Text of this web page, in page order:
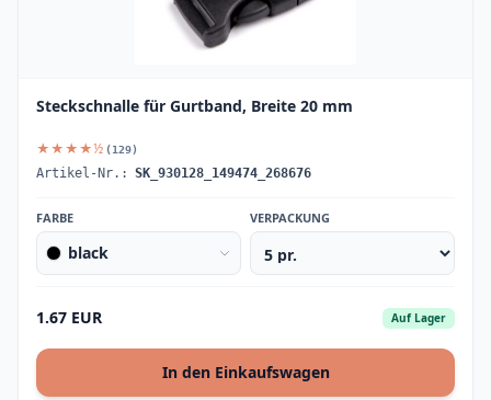
Steckschnalle für Gurtband, Breite 20 mm
★★★★½ (129)
Artikel-Nr.: SK_930128_149474_268676
FARBE
black
VERPACKUNG
1.67 EUR Auf Lager
In den Einkaufswagen